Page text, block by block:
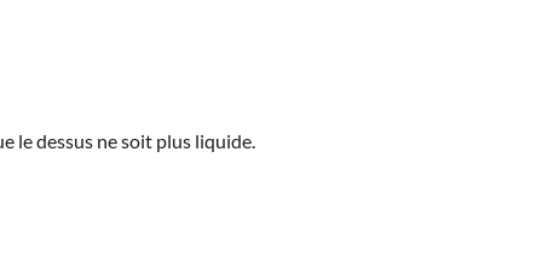
le dessus ne soit plus liquide.